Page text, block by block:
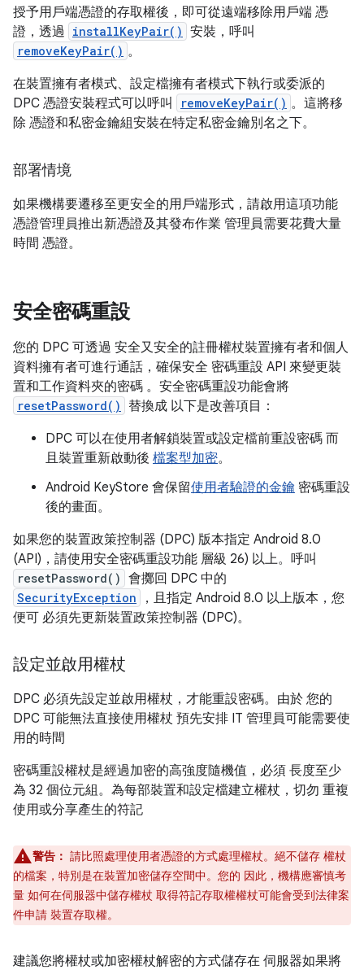
授予用戶端憑證的存取權後，即可從遠端移除用戶端 憑
證，透過 installKeyPair() 安裝，呼叫
removeKeyPair() 。
在裝置擁有者模式、設定檔擁有者模式下執行或委派的
DPC 憑證安裝程式可以呼叫
removeKeyPair() 。這將移
除 憑證和私密金鑰組安裝在特定私密金鑰別名之下。
部署情境
如果機構要遷移至更安全的用戶端形式，請啟用這項功能
憑證管理員推出新憑證及其發布作業 管理員需要花費大量
時間 憑證。
安全密碼重設
您的 DPC 可透過 安全又安全的註冊權杖裝置擁有者和個人
資料擁有者可進行通話，確保安全 密碼重設 API 來變更裝
置和工作資料夾的密碼 。安全密碼重設功能會將
resetPassword()
替換成 以下是改善項目：
DPC 可以在使用者解鎖裝置或設定檔前重設密碼 而
且裝置重新啟動後 檔案型加密。
Android KeyStore 會保留使用者驗證的金鑰 密碼重設
後的畫面。
如果您的裝置政策控制器 (DPC) 版本指定 Android 8.0
(API)，請使用安全密碼重設功能 層級 26) 以上。呼叫
resetPassword() 會擲回 DPC 中的
SecurityException
，且指定 Android 8.0 以上版本，您
便可 必須先更新裝置政策控制器 (DPC)。
設定並啟用權杖
DPC 必須先設定並啟用權杖，才能重設密碼。由於 您的
DPC 可能無法直接使用權杖 預先安排 IT 管理員可能需要使
用的時間
密碼重設權杖是經過加密的高強度隨機值，必須 長度至少
為 32 個位元組。為每部裝置和設定檔建立權杖，切勿 重複
使用或分享產生的符記
警告： 請比照處理使用者憑證的方式處理權杖。絕不儲存 權杖
的檔案，特別是在裝置加密儲存空間中。您的 因此，機構應審慎考
量 如何在伺服器中儲存權杖 取得符記存取權權杖可能會受到法律案
件申請 裝置存取權。
建議您將權杖或加密權杖解密的方式儲存在 伺服器如果將